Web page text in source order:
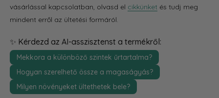
vásárlással kapcsolatban, olvasd el cikkünket és tudj meg
mindent erről az ültetési formáról.
✨ Kérdezd az AI-asszisztenst a termékről:
Mekkora a különböző szintek űrtartalma?
Hogyan szerelhető össze a magaságyás?
Milyen növényeket ültethetek bele?